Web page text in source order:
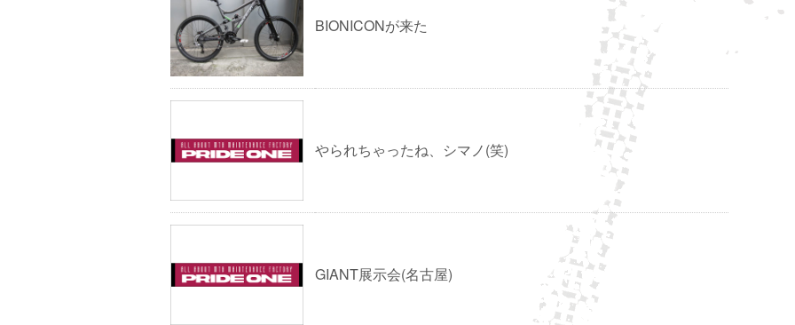
BIONICONが来た
やられちゃったね、シマノ(笑)
GIANT展示会(名古屋)